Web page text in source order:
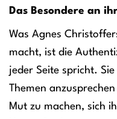
Das Besondere an
Was Agnes
macht, ist die
jeder Seite spricht.
Themen
Mut zu machen, sich